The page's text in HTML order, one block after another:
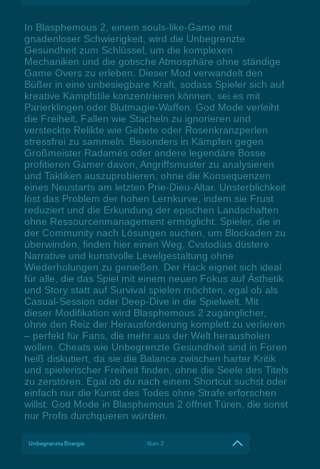
In Blasphemous 2, einem souls-like-Game mit
gnadenloser Schwierigkeit, wird die Unbegrenzte
Gesundheit zum Schlüssel, um die komplexen
Mechaniken und die gotische Atmosphäre ohne ständige
Game Overs zu erleben. Dieser Mod verwandelt den
Büßer in eine unbesiegbare Kraft, sodass Spieler sich auf
kreative Kampfstile konzentrieren können, sei es mit
Parierklingen oder Blutmagie-Waffen. God Mode verleiht
die Freiheit, Fallen wie Stacheln zu ignorieren und
versteckte Relikte wie Gebete oder Rosenkranzperlen
stressfrei zu sammeln. Besonders in Kämpfen gegen
Großmeister Radamés oder andere legendäre Bosse
profitieren Gamer davon, Angriffsmuster zu analysieren
und Taktiken auszuprobieren, ohne die Konsequenzen
eines Neustarts am letzten Prie-Dieu-Altar. Unsterblichkeit
löst das Problem der hohen Lernkurve, indem sie Frust
reduziert und die Erkundung der epischen Landschaften
ohne Ressourcenmanagement ermöglicht. Spieler, die in
der Community nach Lösungen suchen, um Blockaden zu
überwinden, finden hier einen Weg, Cvstodias düstere
Narrative und kunstvolle Levelgestaltung ohne
Wiederholungen zu genießen. Der Hack eignet sich ideal
für alle, die das Spiel mit einem neuen Fokus auf Ästhetik
und Story statt auf Survival spielen möchten, egal ob als
Casual-Session oder Deep-Dive in die Spielwelt. Mit
dieser Modifikation wird Blasphemous 2 zugänglicher,
ohne den Reiz der Herausforderung komplett zu verlieren
– perfekt für Fans, die mehr aus der Welt herausholen
wollen. Cheats wie Unbegrenzte Gesundheit sind in Foren
heiß diskutiert, da sie die Balance zwischen harter Kritik
und spielerischer Freiheit finden, ohne die Seele des Titels
zu zerstören. Egal ob du nach einem Shortcut suchst oder
einfach nur die Kunst des Todes ohne Strafe erforschen
willst: God Mode in Blasphemous 2 öffnet Türen, die sonst
nur Profis durchqueren würden.
Unbegrenzte Energie Num 2